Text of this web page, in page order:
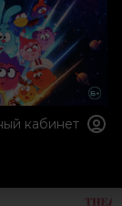
кабинет